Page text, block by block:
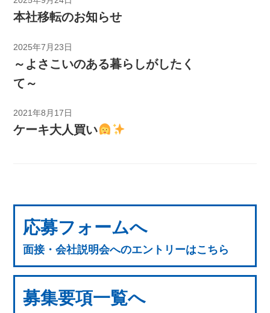
本社移転のお知らせ
2025年7月23日
～よさこいのある暮らしがしたく
て～
2021年8月17日
ケーキ大人買い
応募フォームへ
面接・会社説明会へのエントリーはこちら
募集要項一覧へ